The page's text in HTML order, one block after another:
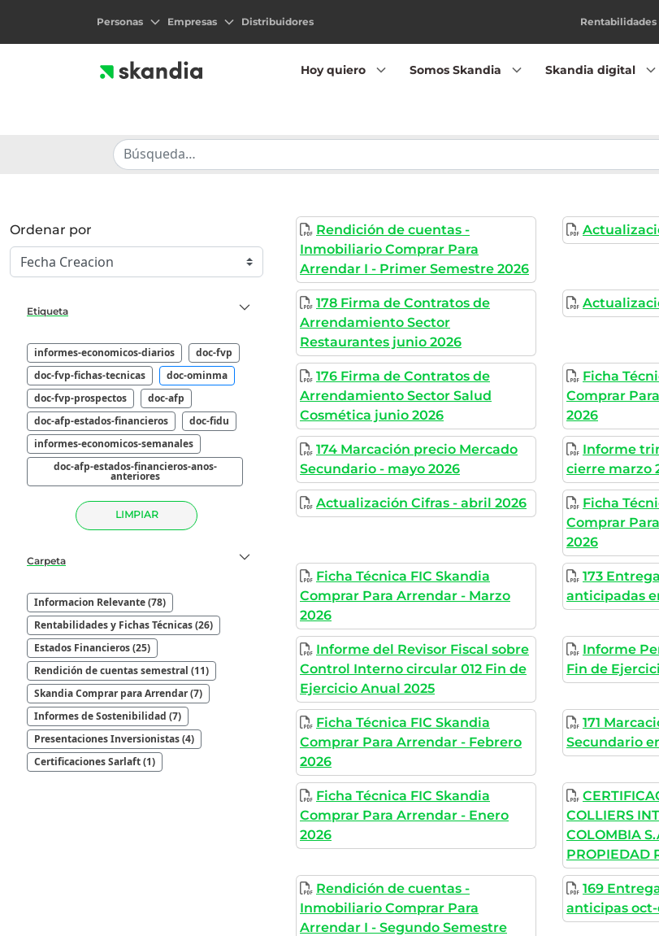
Personas Empresas Distribuidores Rentabilidades
Hoy quiero Somos Skandia Skandia digital
Ordenar por
Etiqueta
informes-economicos-diarios
doc-fvp
doc-fvp-fichas-tecnicas
doc-ominma
doc-fvp-prospectos
doc-afp
doc-afp-estados-financieros
doc-fidu
informes-economicos-semanales
doc-afp-estados-financieros-anos-
anteriores
LIMPIAR
Carpeta
Informacion Relevante (78)
Rentabilidades y Fichas Técnicas (26)
Estados Financieros (25)
Rendición de cuentas semestral (11)
Skandia Comprar para Arrendar (7)
Informes de Sostenibilidad (7)
Presentaciones Inversionistas (4)
Certificaciones Sarlaft (1)
Rendición de cuentas -
Inmobiliario Comprar Para
Arrendar I - Primer Semestre 2026
178 Firma de Contratos de
Arrendamiento Sector
Restaurantes junio 2026
176 Firma de Contratos de
Arrendamiento Sector Salud
Cosmética junio 2026
Ficha
Comprar
2026
174 Marcación precio Mercado
Secundario - mayo 2026
Informe
cierre marzo
Actualización Cifras - abril 2026
Ficha
Comprar
2026
Ficha Técnica FIC Skandia
Comprar Para Arrendar - Marzo
2026
173
anticipadas
Informe del Revisor Fiscal sobre
Control Interno circular 012 Fin de
Ejercicio Anual 2025
Informe
Fin de
Ficha Técnica FIC Skandia
Comprar Para Arrendar - Febrero
2026
171
Secundario
Ficha Técnica FIC Skandia
Comprar Para Arrendar - Enero
2026
COLLIERS
COLOMBIA
PROPIEDAD
Rendición de cuentas -
Inmobiliario Comprar Para
Arrendar I - Segundo Semestre
169
anticipas oct-